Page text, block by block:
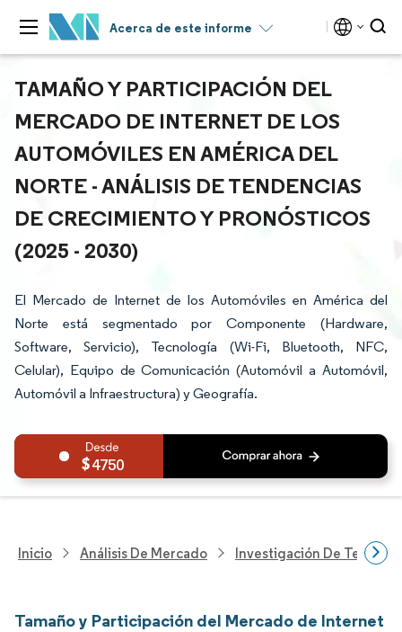
Acerca de este informe
TAMAÑO Y PARTICIPACIÓN DEL
MERCADO DE INTERNET DE LOS
AUTOMÓVILES EN AMÉRICA DEL
NORTE - ANÁLISIS DE TENDENCIAS
DE CRECIMIENTO Y PRONÓSTICOS
(2025 - 2030)
El Mercado de Internet de los Automóviles en América del
Norte está segmentado por Componente (Hardware,
Software, Servicio), Tecnología (Wi-Fi, Bluetooth, NFC,
Celular), Equipo de Comunicación (Automóvil a Automóvil,
Automóvil a Infraestructura) y Geografía.
4750
Inicio Análisis De Mercado Investigación De
Tamaño y Participación del Mercado de Internet